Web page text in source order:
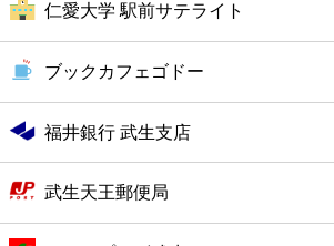
銀行
病院
仁愛大学 駅前サテライト
ブックカフェゴドー
福井銀行 武生支店
武生天王郵便局